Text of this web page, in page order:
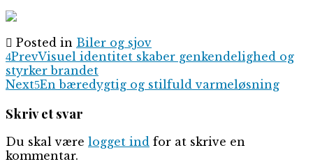
Posted in Biler og sjov
PrevVisuel identitet skaber genkendelighed og
styrker brandet
Next En bæredygtig og stilfuld varmeløsning
Skriv et svar
Du skal være logget ind for at skrive en
kommentar.